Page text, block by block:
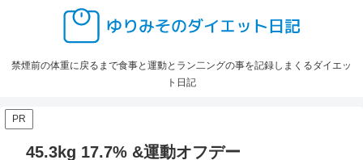
禁煙前の体重に戻るまで食事と運動とラン二ングの事を記録しまくるダイエッ
ト日記
PR
45.3kg 17.7% &運動オフデー